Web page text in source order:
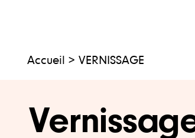
Accueil > VERNISSAGE